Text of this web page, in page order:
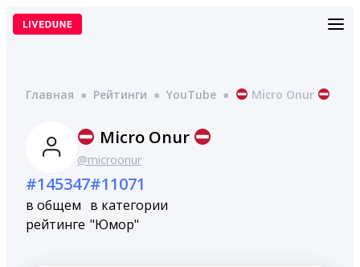
Перейти
Главная ● Рейтинги ● YouTube ● Micro Onur
Micro Onur
@microonur
#145347
в общем
рейтинге
#11071
в категории
"Юмор"